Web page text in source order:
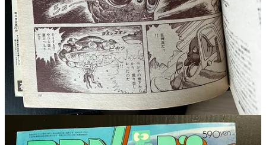
Et c’est en 1984 que son travail (rappelons-le, débuté en 1981 et
limité à 6 épisodes) sera finalisé et étoffé pour obtenir une série
complète de 26 épisodes sous la houlette de plusieurs réalisateurs et
anciens collaborateur du maître, dont Keiji Hayakawa (Belle et
Sébastien) et Seiji Okuda (Conan, fils du futur) par exemple.
Et vu le succès à la fois du film et de lasérie diffusée sur TV
Asashi de novembre 84 à mai 85 , un second film verra le jour en
1986, toujours composé de deux épisodes réalisés par Hayao
L'Enlèvement de Mme HudsonetL'Aéropostale). Il
sera cette fois-ci diffusé parallèlement au long-métrage animé